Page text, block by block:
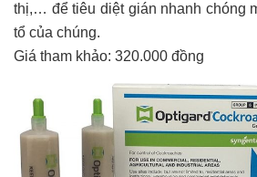
thị,… để tiêu diệt gián nhanh chóng
tổ của chúng.
Giá tham khảo: 320.000 đồng